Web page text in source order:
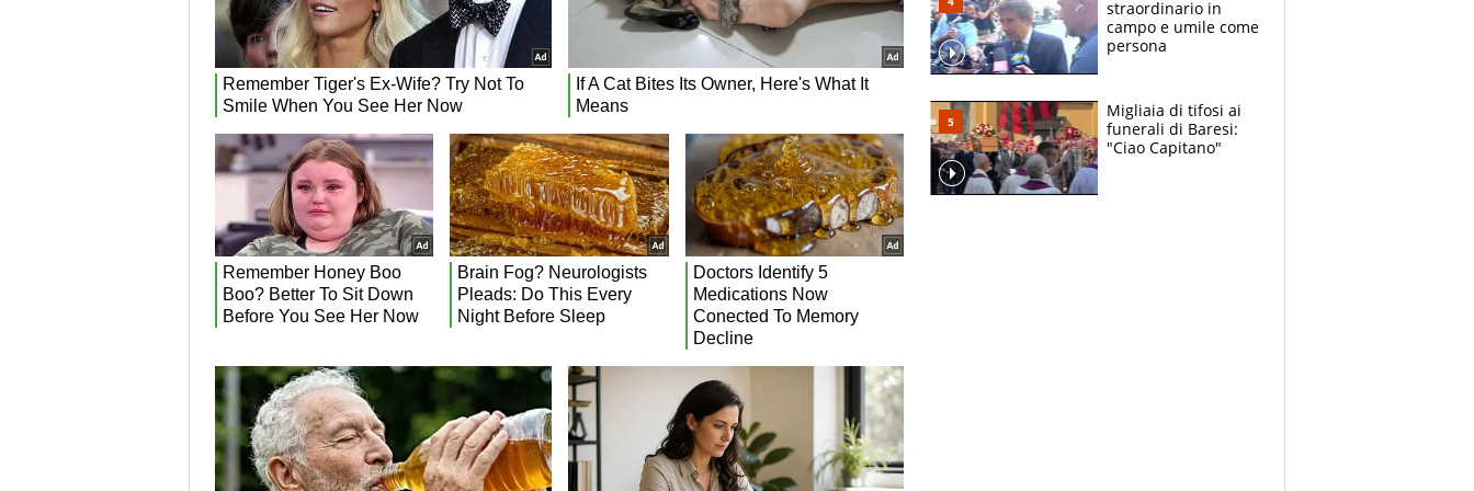
straordinario in
campo e umile come
persona
Migliaia di tifosi ai
funerali di Baresi:
"Ciao Capitano"